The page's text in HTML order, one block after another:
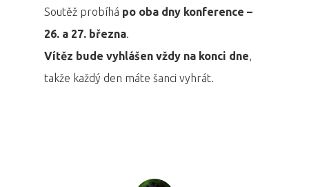
Soutěž probíhá po oba dny konference –
26. a 27. března.
Vítěz bude vyhlášen vždy na konci dne,
takže každý den máte šanci vyhrát.